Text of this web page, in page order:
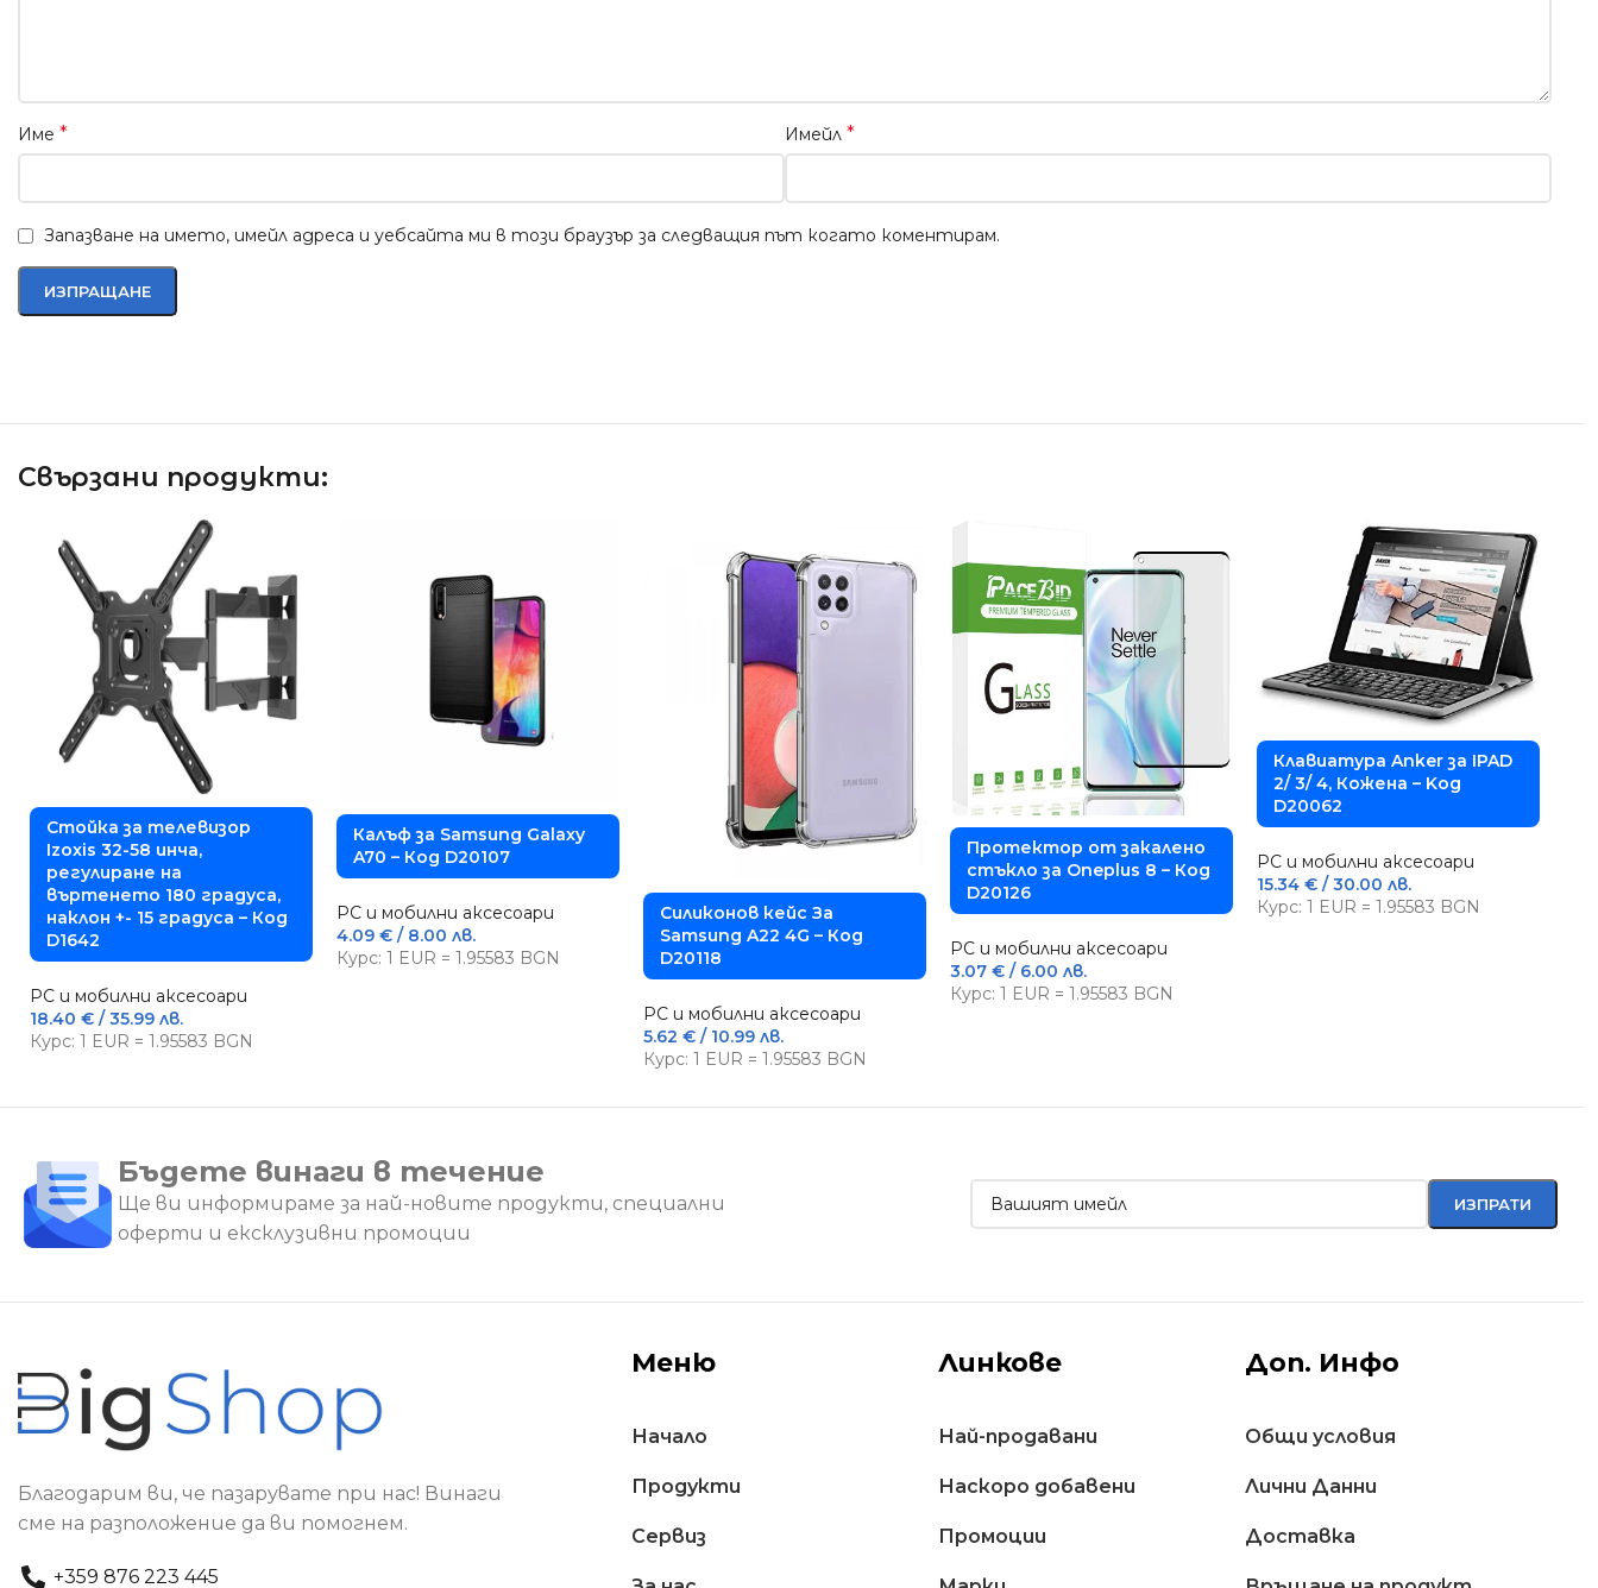
Име * Имейл *
Запазване на името, имейл адреса и уебсайта ми в този браузър за следващия път когато коментирам.
Свързани продукти:
Стойка за телевизор
Izoxis 32-58 инча,
регулиране на
въртенето 180 градуса,
наклон +- 15 градуса – Код
D1642
PC и мобилни аксесоари
18.40 € / 35.99 лв.
Курс: 1 EUR = 1.95583 BGN
Калъф за Samsung Galaxy
A70 – Код D20107
PC и мобилни аксесоари
4.09 € / 8.00 лв.
Курс: 1 EUR = 1.95583 BGN
Силиконов кейс За
Samsung A22 4G – Код
D20118
PC и мобилни аксесоари
5.62 € / 10.99 лв.
Курс: 1 EUR = 1.95583 BGN
Протектор от закалено
стъкло за Oneplus 8 – Код
D20126
PC и мобилни аксесоари
3.07 € / 6.00 лв.
Курс: 1 EUR = 1.95583 BGN
Клавиатура Anker за IPAD
2/ 3/ 4, Кожена – Kод
D20062
PC и мобилни аксесоари
15.34 € / 30.00 лв.
Курс: 1 EUR = 1.95583 BGN
Бъдете винаги в течение
Ще ви информираме за най-новите продукти, специални
оферти и ексклузивни промоции
Благодарим ви, че пазарувате при нас! Винаги
сме на разположение да ви помогнем.
+359 876 223 445
Меню
Начало
Продукти
Сервиз
Линкове
Най-продавани
Наскоро добавени
Промоции
Доп. Инфо
Общи условия
Лични Данни
Доставкa